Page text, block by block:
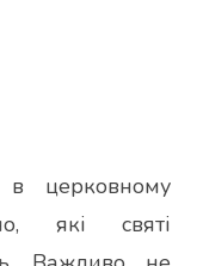
церковному
які святі